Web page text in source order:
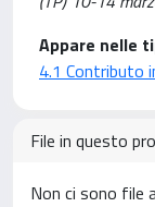
Appare nelle
4.1 Contributo
File in questo
Non ci sono file